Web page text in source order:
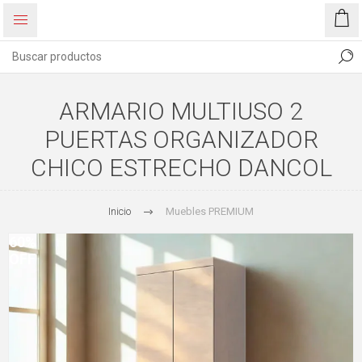
ARMARIO MULTIUSO 2
PUERTAS ORGANIZADOR
CHICO ESTRECHO DANCOL
Inicio Muebles PREMIUM
60%
OFF